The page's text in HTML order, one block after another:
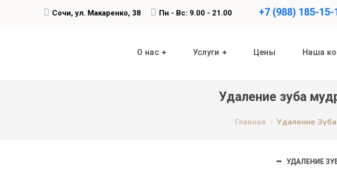
Сочи, ул. Макаренко, 38 Пн - Вс: 9.00 - 21.00 +7 (988) 185-15-
О нас Услуги Цены Наша
Удаление зуба
Главная Удаление
УДАЛЕНИЕ